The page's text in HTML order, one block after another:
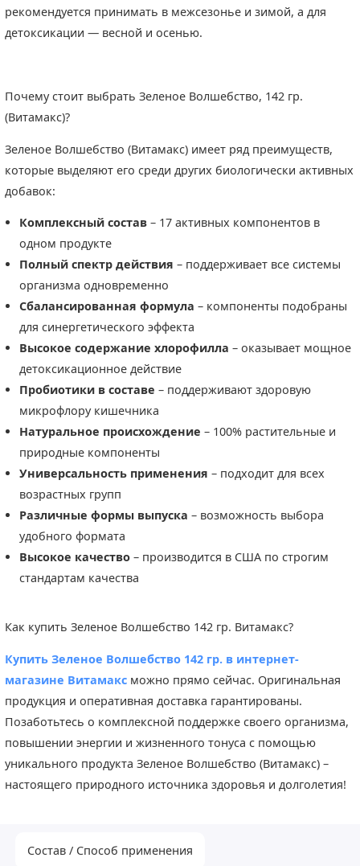
рекомендуется принимать в межсезонье и зимой, а для
детоксикации — весной и осенью.
Почему стоит выбрать Зеленое Волшебство, 142 гр.
(Витамакс)?
Зеленое Волшебство (Витамакс) имеет ряд преимуществ,
которые выделяют его среди других биологически активных
добавок:
Комплексный состав– 17 активных компонентов в
одном продукте
Полный спектр действия – поддерживает все системы
организма одновременно
Сбалансированная формула – компоненты подобраны
для синергетического эффекта
Высокое содержание хлорофилла – оказывает мощное
детоксикационное действие
Пробиотики в составе – поддерживают здоровую
микрофлору кишечника
Натуральное происхождение – 100% растительные и
природные компоненты
Универсальность применения – подходит для всех
возрастных групп
Различные формы выпуска – возможность выбора
удобного формата
Высокое качество– производится в США по строгим
стандартам качества
Как купить Зеленое Волшебство 142 гр. Витамакс?
Купить Зеленое Волшебство 142 гр. в интернет-
магазине Витамаксможно прямо сейчас. Оригинальная
продукция и оперативная доставка гарантированы.
Позаботьтесь о комплексной поддержке своего организма,
повышении энергии и жизненного тонуса с помощью
уникального продукта Зеленое Волшебство (Витамакс) –
настоящего природного источника здоровья и долголетия!
Cостав / Способ применения